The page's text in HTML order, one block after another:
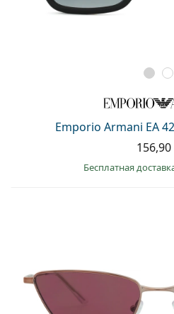
Emporio Armani EA
156,90
Бесплатная